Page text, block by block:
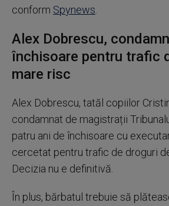
conform Spynews
Alex Dobrescu,
închisoare pentru trafic
mare risc
Alex Dobrescu, tatăl copiilor
condamnat de magistrații
patru ani de închisoare cu
cercetat pentru trafic de droguri
Decizia nu e definitivă.
În plus, bărbatul trebuie să